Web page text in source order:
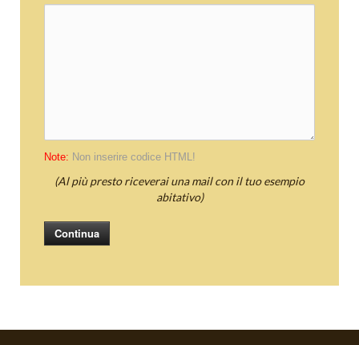
Note: Non inserire codice HTML!
(Al più presto riceverai una mail con il tuo esempio
abitativo)
Continua